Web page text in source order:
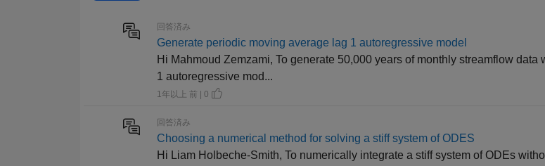
回答済み
Generate periodic moving average lag 1 autoregressive model
Hi Mahmoud Zemzami, To generate 50,000 years of monthly streamflow
1 autoregressive mod...
1年以上 前 | 0
回答済み
Choosing a numerical method for solving a stiff system of ODES
Hi Liam Holbeche-Smith, To numerically integrate a stiff system of ODEs